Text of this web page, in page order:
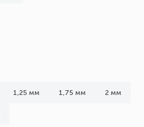
1,25 мм 1,75 мм 2 мм